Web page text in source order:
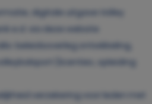
digitale uitgave Volley
beleidsoverleg ontwikkeling,
(licenties, opleiding
verzekering voor leden met